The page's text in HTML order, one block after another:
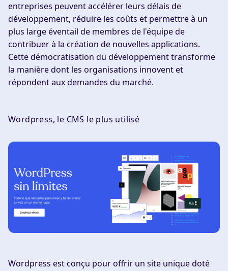
entreprises peuvent accélérer leurs délais de
développement, réduire les coûts et permettre à un
plus large éventail de membres de l'équipe de
contribuer à la création de nouvelles applications.
Cette démocratisation du développement transforme
la manière dont les organisations innovent et
répondent aux demandes du marché.
Wordpress, le CMS le plus utilisé
Wordpress est conçu pour offrir un site unique doté